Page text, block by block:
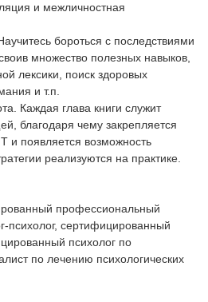
и межличностная
бороться с последствиями
множество полезных навыков,
лексики, поиск здоровых
и т.п.
Каждая глава книги служит
благодаря чему закрепляется
и появляется возможность
реализуются на практике.
профессиональный
психолог, сертифицированный
психолог по
по лечению психологических